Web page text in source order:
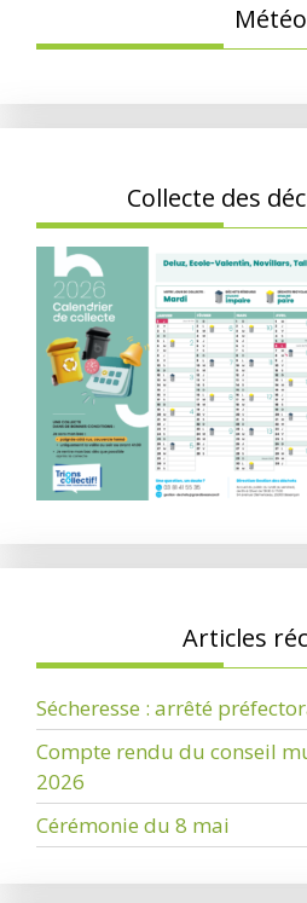
Météo
Collecte des
Articles
Sécheresse : arrêté
Compte rendu du conseil
2026
Cérémonie du 8 mai